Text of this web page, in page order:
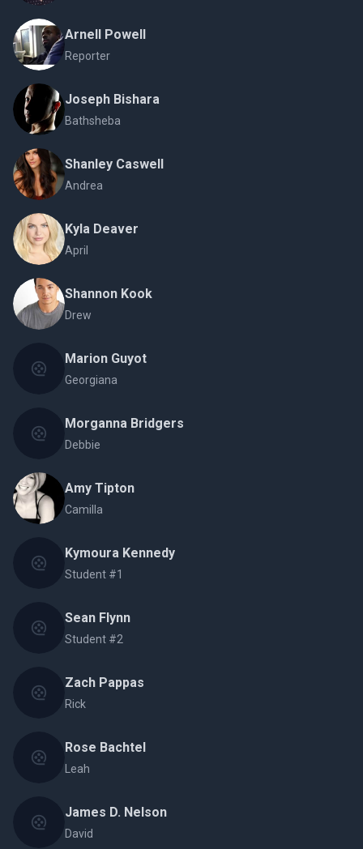
Arnell Powell
Reporter
Joseph Bishara
Bathsheba
Shanley Caswell
Andrea
Kyla Deaver
April
Shannon Kook
Drew
Marion Guyot
Georgiana
Morganna Bridgers
Debbie
Amy Tipton
Camilla
Kymoura Kennedy
Student #1
Sean Flynn
Student #2
Zach Pappas
Rick
Rose Bachtel
Leah
James D. Nelson
David